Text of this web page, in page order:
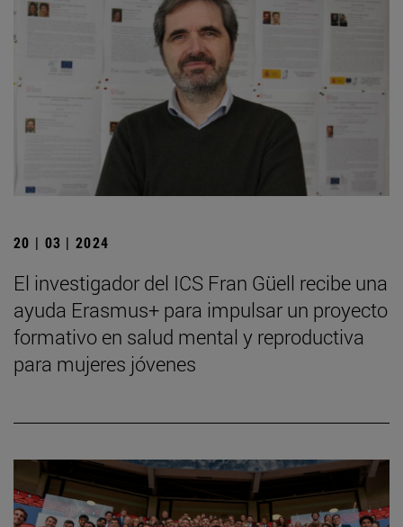
20 | 03 | 2024
El investigador del ICS Fran Güell recibe una
ayuda Erasmus+ para impulsar un proyecto
formativo en salud mental y reproductiva
para mujeres jóvenes